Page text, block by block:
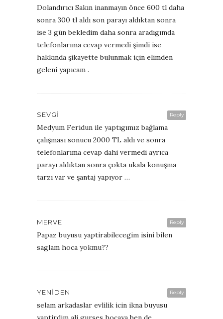
Dolandırıcı Sakın inanmayın önce 600 tl daha
sonra 300 tl aldı son parayı aldıktan sonra
ise 3 gün bekledim daha sonra aradıgımda
telefonlarıma cevap vermedi şimdi ise
hakkında şikayette bulunmak için elimden
geleni yapıcam .
Reply
SEVGİ
Medyum Feridun ile yaptıgımız bağlama
çalışması sonucu 2000 TL aldı ve sonra
telefonlarıma cevap dahi vermedi ayrıca
parayı aldıktan sonra çokta ukala konuşma
tarzı var ve şantaj yapıyor …
Reply
MERVE
Papaz buyusu yaptirabilecegim isini bilen
saglam hoca yokmu??
Reply
YENIDEN
selam arkadaslar evlilik icin ikna buyusu